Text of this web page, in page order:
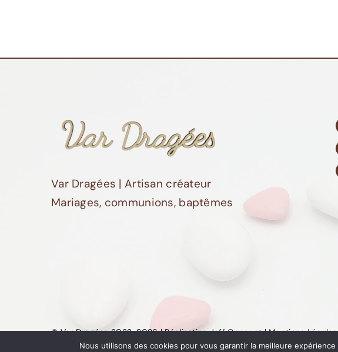
Var Dragées | Artisan créateur
Mariages, communions, baptêmes
© Var Dragées 2022-2026 | RéalisationJeff Concept|Mentions Légales
Nous utilisons des cookies pour vous garantir la meilleure